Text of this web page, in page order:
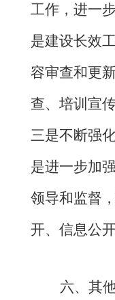
工作，进一
是建设长效
容审查和更
查、培训宣
三是不断强
是进一步加
领导和监督
开、信息公
六、 其